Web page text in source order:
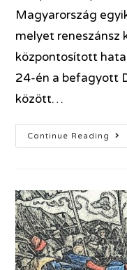
Magyarország
melyet reneszánsz
központosított
24-én a befagyott
között…
Continue Reading